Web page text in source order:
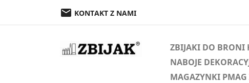
 KONTAKT Z NAMI
ZBIJAKI DO BRONI
NABOJE
MAGAZYNKI PMAG